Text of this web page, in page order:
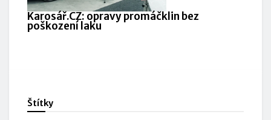
Karosář.CZ: opravy promáčklin bez
poškození laku
Štítky